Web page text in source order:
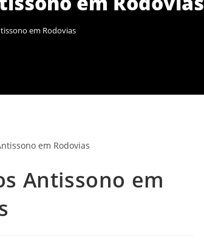
em Rodovias
Antissono em